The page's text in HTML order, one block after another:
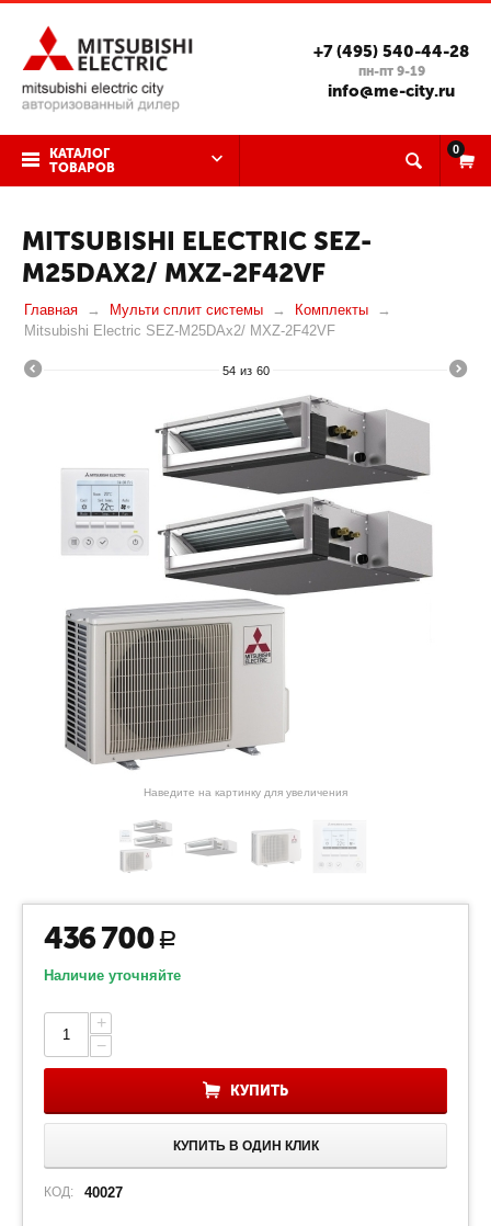
+7 (495) 540-44-28
пн-пт 9-19
info@me-city.ru
КАТАЛОГ
ТОВАРОВ
0
MITSUBISHI ELECTRIC SEZ-
M25DAX2/ MXZ-2F42VF
Главная Мульти сплит системы
Комплекты
Mitsubishi Electric SEZ-M25DAx2/ MXZ-2F42VF
54 из 60
Наведите на картинку для увеличения
436 700 Р
Наличие уточняйте
+
−
КУПИТЬ
КУПИТЬ В ОДИН КЛИК
КОД: 40027